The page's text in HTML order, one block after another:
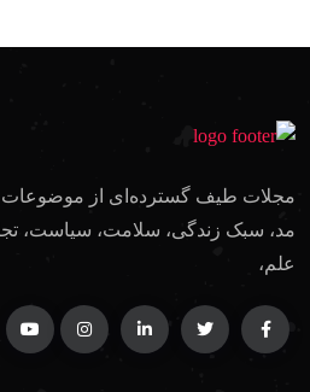
مجلات طیف گسترده‌ای از موضوعات
مد، سبک زندگی، سلامت، سیاست،
علم،